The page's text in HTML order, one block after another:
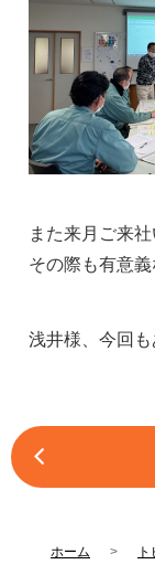
また来月ご来
その際も有意
浅井様、今回も
ホーム